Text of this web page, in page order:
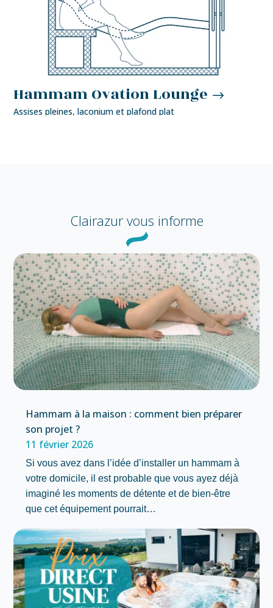
Hammam Ovation Lounge
Assises pleines, laconium et plafond plat
Clairazur vous informe
Hammam à la maison : comment bien préparer
son projet ?
11 février 2026
Si vous avez dans l’idée d’installer un hammam à
votre domicile, il est probable que vous ayez déjà
imaginé les moments de détente et de bien-être
que cet équipement pourrait…